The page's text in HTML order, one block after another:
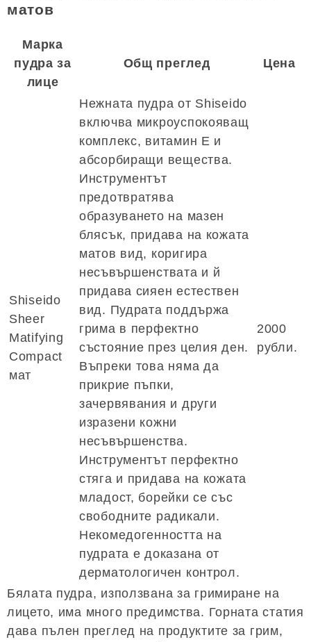
матов
Марка
пудра за
лице
Общ преглед Цена
Shiseido
Sheer
Matifying
Compact
мат
Нежната пудра от Shiseido
включва микроуспокояващ
комплекс, витамин Е и
абсорбиращи вещества.
Инструментът
предотвратява
образуването на мазен
блясък, придава на кожата
матов вид, коригира
несъвършенствата и й
придава сияен естествен
вид. Пудрата поддържа
грима в перфектно
състояние през целия ден.
Въпреки това няма да
прикрие пъпки,
зачервявания и други
изразени кожни
несъвършенства.
Инструментът перфектно
стяга и придава на кожата
младост, борейки се със
свободните радикали.
Некомедогенността на
пудрата е доказана от
дерматологичен контрол.
2000
рубли.
Бялата пудра, използвана за гримиране на
лицето, има много предимства. Горната статия
дава пълен преглед на продуктите за грим,